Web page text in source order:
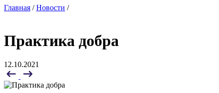
Главная /Новости /
Практика добра
12.10.2021